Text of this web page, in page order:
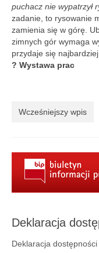
Galeria 2019
Galeria 2018
Galeria 2017
Historia
Wizja
Internet
Dane
puchacz nie wypatrzył
zadanie, to rysowanie
zamienia się w górę.
zimnych gór wymaga
przydaje się najbardziej
? Wystawa prac
Wcześniejszy wpis
Deklaracja
Deklaracja dostępności